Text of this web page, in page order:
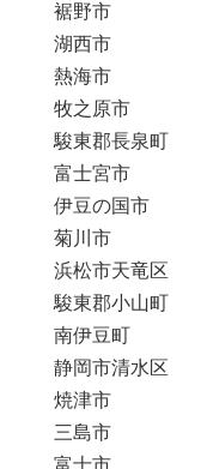
裾野市
湖西市
熱海市
牧之原市
駿東郡長泉町
富士宮市
伊豆の国市
菊川市
浜松市天竜区
駿東郡小山町
南伊豆町
静岡市清水区
焼津市
三島市